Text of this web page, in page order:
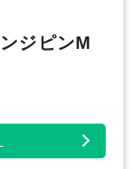
ジピンM